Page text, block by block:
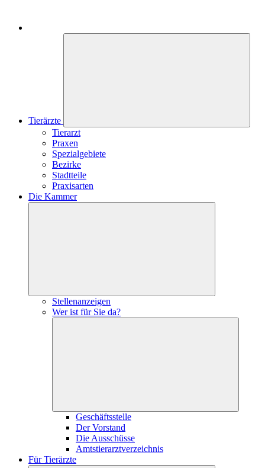
Tierärzte
Tierarzt
Praxen
Spezialgebiete
Bezirke
Stadtteile
Praxisarten
Die Kammer
Stellenanzeigen
Wer ist für Sie da?
Geschäftsstelle
Der Vorstand
Die Ausschüsse
Amtstierarztverzeichnis
Für Tierärzte